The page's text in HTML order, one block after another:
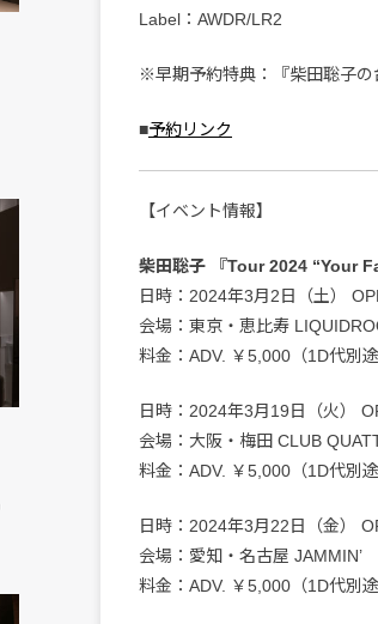
Label：AWDR/LR2
※早期予約特典：『柴田聡子の
■予約リンク
【イベント情報】
柴田聡子 『Tour 2024 “Your
日時：2024年3月2日（土）
会場：東京・恵比寿
料金：ADV. ￥5,000（1D代別途
日時：2024年3月19日（火）
会場：大阪・梅田 CLUB
料金：ADV. ￥5,000（1D代別途
日時：2024年3月22日（金）
会場：愛知・名古屋 JAMMIN’
料金：ADV. ￥5,000（1D代別途